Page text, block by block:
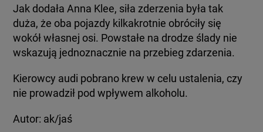
Jak dodała Anna Klee, siła zderzenia była tak
duża, że oba pojazdy kilkakrotnie obróciły się
wokół własnej osi. Powstałe na drodze ślady nie
wskazują jednoznacznie na przebieg zdarzenia.
Kierowcy audi pobrano krew w celu ustalenia, czy
nie prowadził pod wpływem alkoholu.
Autor: ak/jaś